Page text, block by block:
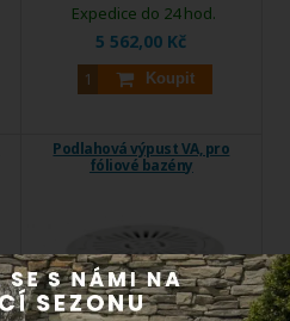
5 562,00 Kč
Koupit
Expedice do 24 hod.
Podlahová výpust VA, pro
fóliové bazény